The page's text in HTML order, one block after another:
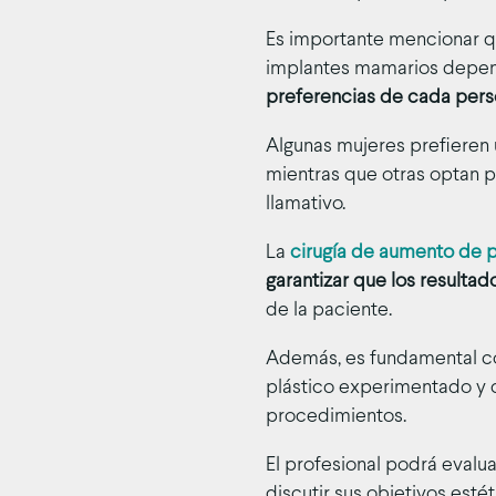
Es importante mencionar
implantes mamarios
preferencias de cada
Algunas mujeres
mientras que otras optan
llamativo.
Lacirugía de aumento de
garantizar que los
de la paciente.
Además, es fundamental
plástico experimentado y
procedimientos.
El profesional podrá